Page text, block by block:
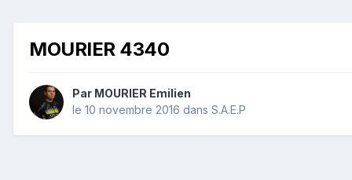
MOURIER 4340
Par MOURIER Emilien
le 10 novembre 2016 dans S.A.E.P